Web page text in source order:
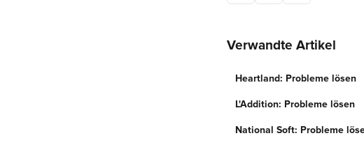
Verwandte Artikel
Heartland: Probleme lösen
L'Addition: Probleme lösen
National Soft: Probleme